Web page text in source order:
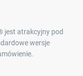
jest atrakcyjny pod
wersje